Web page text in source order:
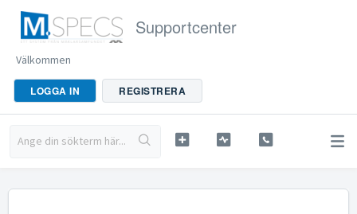
Supportcenter
Välkommen
LOGGA IN REGISTRERA